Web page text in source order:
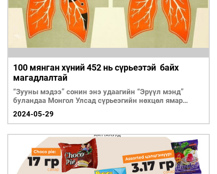
100 мянган хүний 452 нь сүрьеэтэй байх
магадлалтай
“Зууны мэдээ” сонин энэ удаагийн “Эрүүл мэнд”
буландаа Монгол Улсад сүрьеэгийн нөхцөл ямар
байгаа тухай сүүлийн үеийн мэдээллийг хүргэхээр
бэлтгэлээ.
2024-05-29